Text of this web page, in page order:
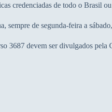
credenciadas de todo o
sempre de segunda-feira a
3687 devem ser divulgados